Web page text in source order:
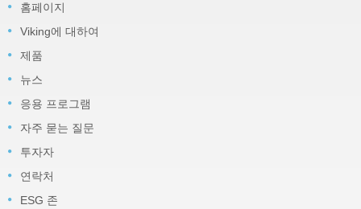
홈페이지
Viking에 대하여
제품
뉴스
응용 프로그램
자주 묻는 질문
투자자
연락처
ESG 존